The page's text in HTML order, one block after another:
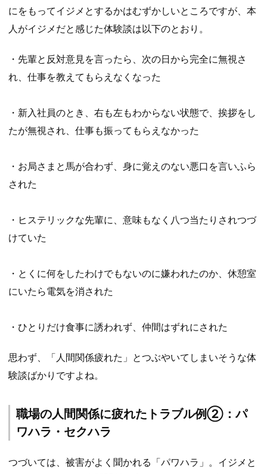
にをもってイジメとするかはむずかしいところですが、本
人がイジメだと感じた体験談は以下のとおり。
・先輩と反対意見を言ったら、次の日から完全に無視さ
れ、仕事を教えてもらえなくなった
・新入社員のとき、右も左もわからない状態で、挨拶をし
たが無視され、仕事も振ってもらえなかった
・お局さまと馬が合わず、身に覚えのない悪口を言いふら
された
・ヒステリックな先輩に、意味もなく八つ当たりされつづ
けていた
・とくに何をしたわけでもないのに嫌われたのか、休憩室
にいたら電気を消された
・ひとりだけ食事に誘われず、仲間はずれにされた
思わず、「人間関係疲れた」とつぶやいてしまいそうな体
験談ばかりですよね。
職場の人間関係に疲れたトラブル例②：パ
ワハラ・セクハラ
つづいては、被害がよく聞かれる「パワハラ」。イジメと